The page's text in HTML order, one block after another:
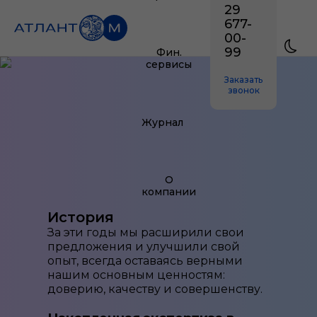
Фин.
сервисы
Журнал
О
компании
29
677-
00-
99
Заказать
звонок
История
За эти годы мы расширили свои
предложения и улучшили свой
опыт, всегда оставаясь верными
нашим основным ценностям:
доверию, качеству и совершенству.